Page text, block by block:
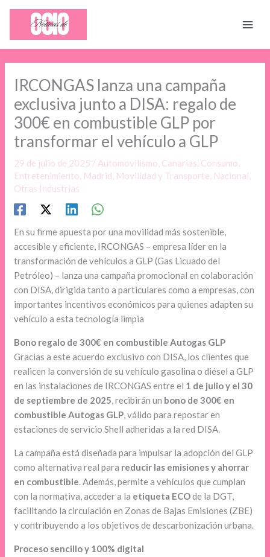
contenido
IRCONGAS lanza una campaña
exclusiva junto a DISA: regalo de
300€ en combustible GLP por
transformar el vehículo a GLP
29 de julio de 2025 / Automovilismo, Canarias, Consumo,
Entretenimiento, Madrid, Movilidad y Transporte, Nacional,
Otras Industrias
En su firme apuesta por una movilidad más sostenible,
accesible y eficiente, IRCONGAS – empresa líder en la
transformación de vehículos a GLP (Gas Licuado del
Petróleo) – lanza una campaña promocional en colaboración
con DISA, dirigida tanto a particulares como a empresas, con
importantes incentivos económicos para quienes adapten su
vehículo a esta tecnología limpia
Bono regalo de 300€ en combustible Autogas GLP
Gracias a este acuerdo exclusivo con DISA, los clientes que
realicen la conversión de su vehículo gasolina o diésel a GLP
en las instalaciones de IRCONGAS entre el 1 de julio y el 30
de septiembre de 2025, recibirán un bono de 300€ en
combustible Autogas GLP, válido para repostar en
estaciones de servicio Shell adheridas a la red DISA.
La campaña está diseñada para impulsar la adopción del GLP
como alternativa real para reducir las emisiones y ahorrar
en combustible. Además, permite a vehículos que cumplan
con la normativa, acceder a la etiqueta ECOde la DGT,
facilitando la circulación en Zonas de Bajas Emisiones (ZBE)
y contribuyendo a los objetivos de descarbonización urbana.
Proceso sencillo y 100% digital